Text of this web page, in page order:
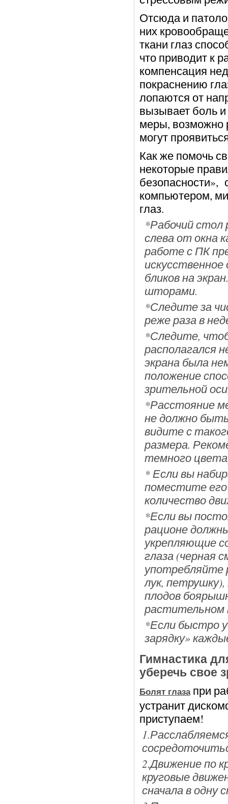
Отсюда и
них
ткани глаз
что приводит к
компенсация
покраснению
лопаются от
вызывает боль
меры, возможно
могут
Как же помочь
некоторые
безопасности»,
компьютером,
глаз.
*Рабочий стол
слева от окна
работе с ПК
бликов на
шторами.
*Следите за
реже раза в
*Следите,
располагался
экрана была
положение
зрительной
*Расстояние
не должно
видите с
размера.
темного
* Если вы
поместите
количество
*Если вы
рационе
укрепляющие
глаза (черная
употребляйте
лук,
плодов
растительном
*Если быстро
зарядку»
Гимнастика
уберечь свое
Болят глазапри
устранит
приступаем!
2.Движение по
круговые
сначала в одну